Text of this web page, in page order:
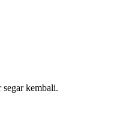
kembali.